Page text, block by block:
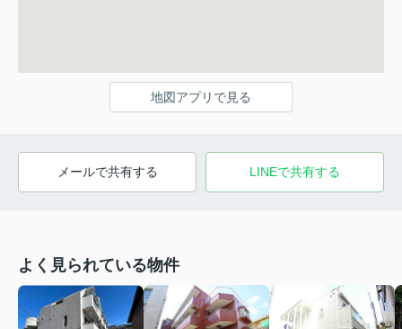
地図アプリで見る
メールで共有する LINEで共有する
よく見られている物件